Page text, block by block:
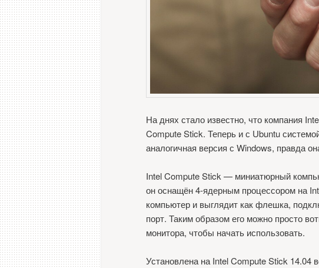
На днях стало известно, что компания
Compute Stick. Теперь и с Ubuntu
аналогичная версия с Windows, правда
Intel Compute Stick — миниатюрный
он оснащён 4-ядерным процессором на
компьютер и выглядит как флешка,
порт. Таким образом его можно просто
монитора, чтобы начать использовать.
Установлена на Intel Compute Stick